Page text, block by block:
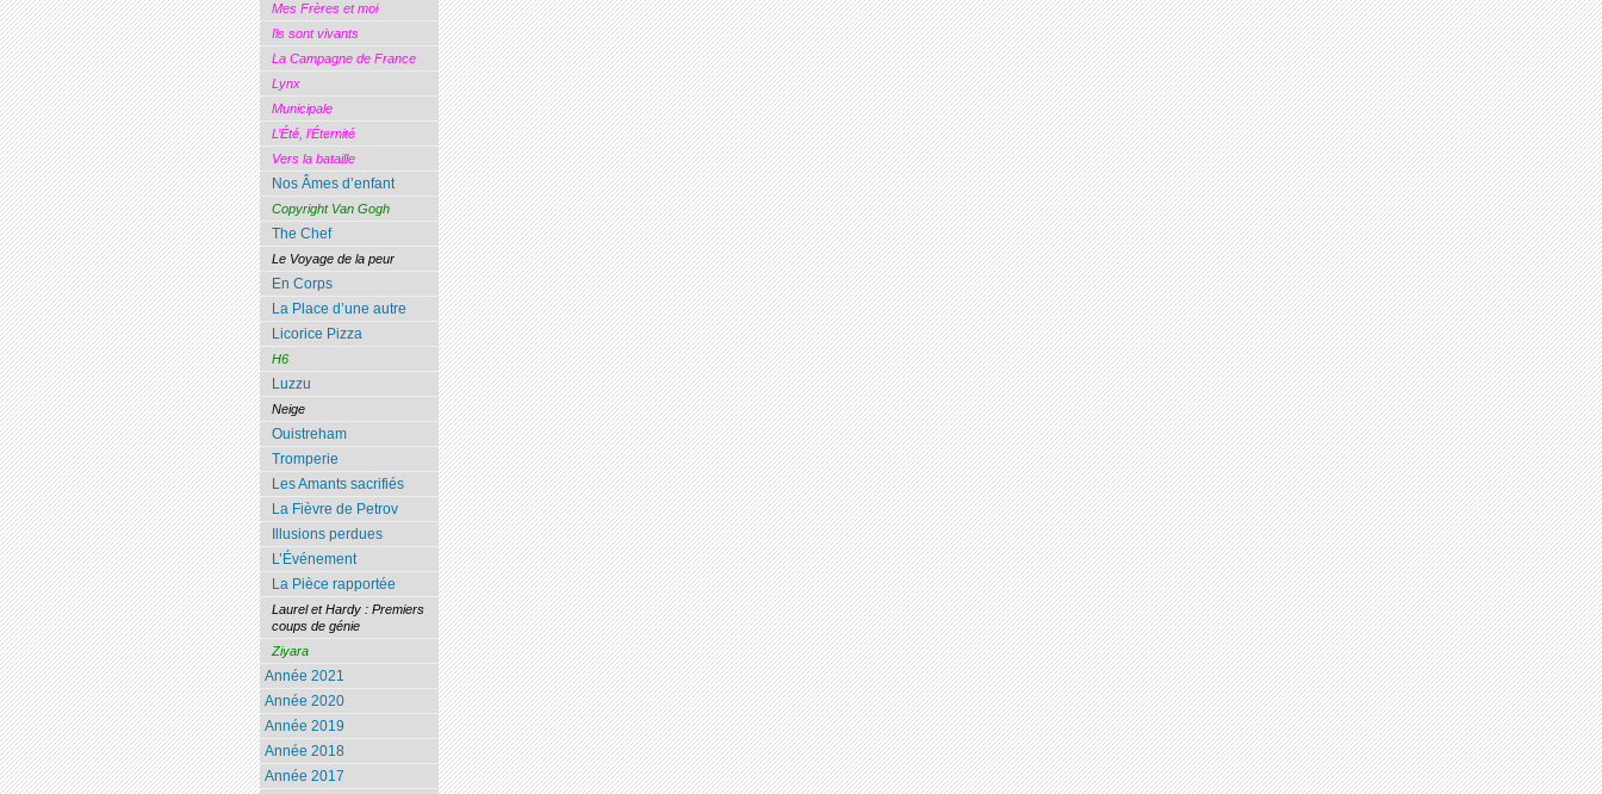
Mes Frères et moi
Ils sont vivants
La Campagne de France
Lynx
Municipale
L’Été, l’Éternité
Vers la bataille
Nos Âmes d’enfant
Copyright Van Gogh
The Chef
Le Voyage de la peur
En Corps
La Place d’une autre
Licorice Pizza
H6
Luzzu
Neige
Ouistreham
Tromperie
Les Amants sacrifiés
La Fièvre de Petrov
Illusions perdues
L’Événement
La Pièce rapportée
Laurel et Hardy : Premiers
coups de génie
Ziyara
Année 2021
Année 2020
Année 2019
Année 2018
Année 2017